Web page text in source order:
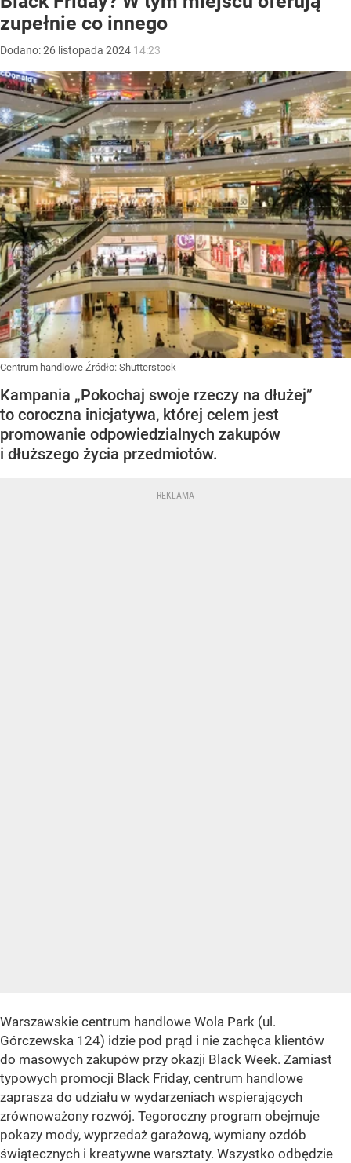
zupełnie co innego
Dodano:26 listopada 2024 14:23
Centrum handlowe Źródło: Shutterstock
Kampania „Pokochaj swoje rzeczy na dłużej”
to coroczna inicjatywa, której celem jest
promowanie odpowiedzialnych zakupów
i dłuższego życia przedmiotów.
Warszawskie centrum handlowe Wola Park (ul.
Górczewska 124) idzie pod prąd i nie zachęca klientów
do masowych zakupów przy okazji Black Week. Zamiast
typowych promocji Black Friday, centrum handlowe
zaprasza do udziału w wydarzeniach wspierających
zrównoważony rozwój. Tegoroczny program obejmuje
pokazy mody, wyprzedaż garażową, wymiany ozdób
świątecznych i kreatywne warsztaty. Wszystko odbędzie